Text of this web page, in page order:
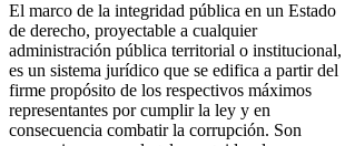
El marco de la integridad pública en un Estado
de derecho, proyectable a cualquier
administración pública territorial o institucional,
es un sistema jurídico que se edifica a partir del
firme propósito de los respectivos máximos
representantes por cumplir la ley y en
consecuencia combatir la corrupción. Son